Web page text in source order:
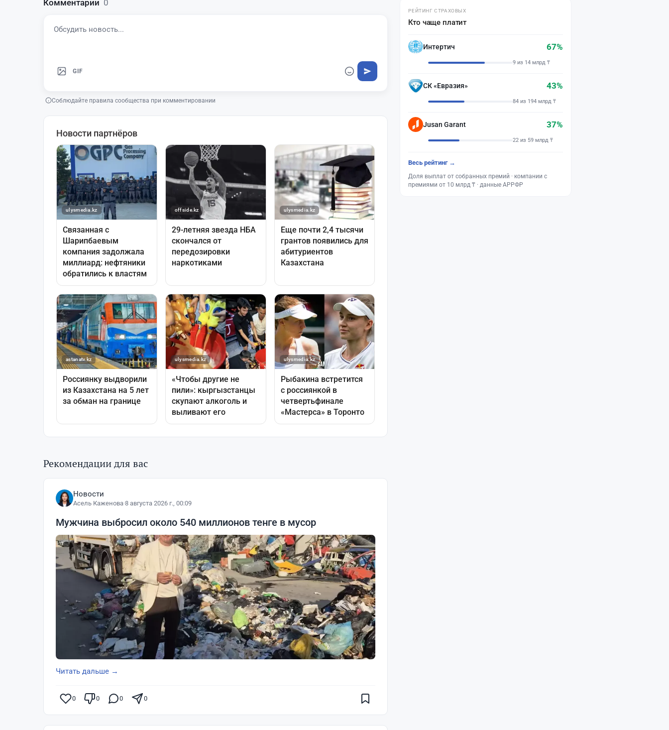
Комментарии 0
GIF
Соблюдайте правила сообщества при комментировании
Рекомендации для вас
Новости
Асель Каженова·8 августа 2026 г., 00:09
Мужчина выбросил около 540 миллионов тенге в мусор
Читать дальше →
0 0 0 0
РЕЙТИНГ СТРАХОВЫХ
Кто чаще платит
Интертич 67%
9 из 14 млрд ₸
СК «Евразия» 43%
84 из 194 млрд ₸
Jusan Garant 37%
22 из 59 млрд ₸
Весь рейтинг →
Доля выплат от собранных премий · компании с
премиями от 10 млрд ₸ · данные АРРФР